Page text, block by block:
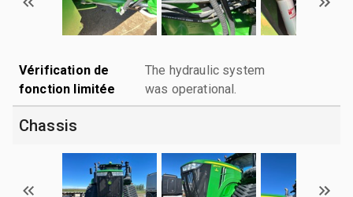
Vérification de
fonction limitée
The hydraulic system
was operational.
Chassis